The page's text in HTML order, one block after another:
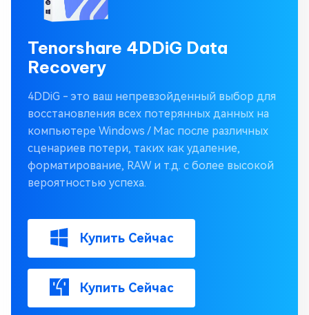
Tenorshare 4DDiG Data
Recovery
4DDiG - это ваш непревзойденный выбор для
восстановления всех потерянных данных на
компьютере Windows / Mac после различных
сценариев потери, таких как удаление,
форматирование, RAW и т.д. с более высокой
вероятностью успеха.
Купить Сейчас
Купить Сейчас